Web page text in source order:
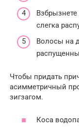
слегка
Волосы на
Чтобы придать
асимметричный
зигзагом.
Коса